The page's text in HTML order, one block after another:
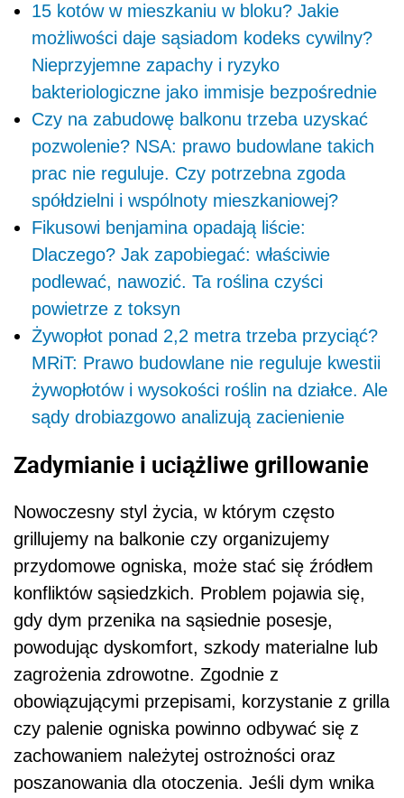
15 kotów w mieszkaniu w bloku? Jakie
możliwości daje sąsiadom kodeks cywilny?
Nieprzyjemne zapachy i ryzyko
bakteriologiczne jako immisje bezpośrednie
Czy na zabudowę balkonu trzeba uzyskać
pozwolenie? NSA: prawo budowlane takich
prac nie reguluje. Czy potrzebna zgoda
spółdzielni i wspólnoty mieszkaniowej?
Fikusowi benjamina opadają liście:
Dlaczego? Jak zapobiegać: właściwie
podlewać, nawozić. Ta roślina czyści
powietrze z toksyn
Żywopłot ponad 2,2 metra trzeba przyciąć?
MRiT: Prawo budowlane nie reguluje kwestii
żywopłotów i wysokości roślin na działce. Ale
sądy drobiazgowo analizują zacienienie
Zadymianie i uciążliwe grillowanie
Nowoczesny styl życia, w którym często
grillujemy na balkonie czy organizujemy
przydomowe ogniska, może stać się źródłem
konfliktów sąsiedzkich. Problem pojawia się,
gdy dym przenika na sąsiednie posesje,
powodując dyskomfort, szkody materialne lub
zagrożenia zdrowotne. Zgodnie z
obowiązującymi przepisami, korzystanie z grilla
czy palenie ogniska powinno odbywać się z
zachowaniem należytej ostrożności oraz
poszanowania dla otoczenia. Jeśli dym wnika